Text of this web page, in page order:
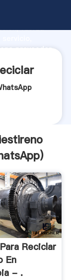
fuerza
proveedor
)
Reciclar
En
- .